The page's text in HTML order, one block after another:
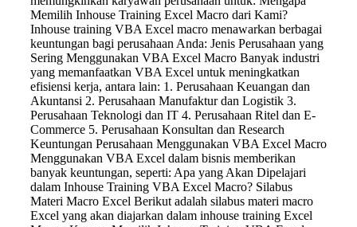
Memilih Inhouse Training Excel Macro dari Kami?
Inhouse training VBA Excel macro menawarkan berbagai
keuntungan bagi perusahaan Anda: Jenis Perusahaan yang
Sering Menggunakan VBA Excel Macro Banyak industri
yang memanfaatkan VBA Excel untuk meningkatkan
efisiensi kerja, antara lain: 1. Perusahaan Keuangan dan
Akuntansi 2. Perusahaan Manufaktur dan Logistik 3.
Perusahaan Teknologi dan IT 4. Perusahaan Ritel dan E-
Commerce 5. Perusahaan Konsultan dan Research
Keuntungan Perusahaan Menggunakan VBA Excel Macro
Menggunakan VBA Excel dalam bisnis memberikan
banyak keuntungan, seperti: Apa yang Akan Dipelajari
dalam Inhouse Training VBA Excel Macro? Silabus
Materi Macro Excel Berikut adalah silabus materi macro
Excel yang akan diajarkan dalam inhouse training Excel